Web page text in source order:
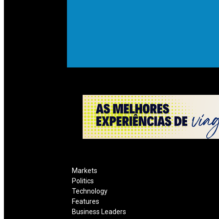
Markets
Politics
Technology
Features
Business Leaders